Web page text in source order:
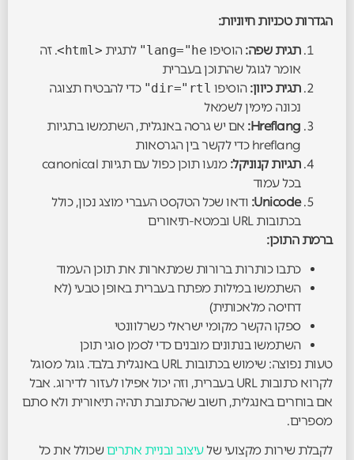
הגדרות טכניות חיוניות:
תגית שפה: הוסיפו lang="he" לתגית <html>
. זה
אומר לגוגל שהתוכן בעברית
תגית כיוון: הוסיפו dir="rtl"
כדי להבטיח תצוגה
נכונה מימין לשמאל
Hreflang: אם יש גרסה באנגלית, השתמשו בתגיות
hreflang כדי לקשר בין הגרסאות
תגיות קנוניקל:
מנעו תוכן כפול עם תגיות canonical
בכל עמוד
Unicode: ודאו שכל הטקסט העברי מוצג נכון, כולל
בכתובות URL ובמטא-תיאורים
ברמת התוכן:
כתבו כותרות ברורות שמתארות את תוכן העמוד
השתמשו במילות מפתח בעברית באופן טבעי (לא
דחיסה מלאכותית)
ספקו הקשר מקומי ישראלי כשרלוונטי
השתמשו בנתונים מובנים כדי לסמן סוגי תוכן
טעות נפוצה: שימוש בכתובות URL באנגלית בלבד. גוגל מסוגל
לקרוא כתובות URL בעברית, וזה יכול אפילו לעזור לדירוג. אבל
אם בוחרים באנגלית, חשוב שהכתובת תהיה תיאורית ולא סתם
מספרים.
לקבלת שירות מקצועי שלעיצוב ובניית אתרים שכולל את כל